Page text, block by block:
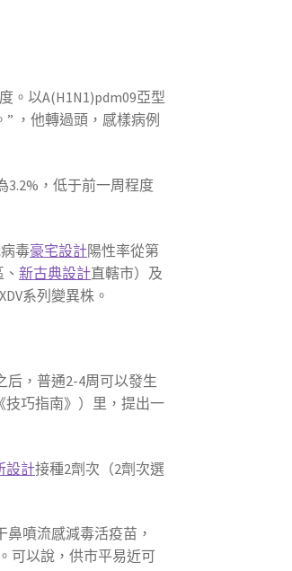
。以A(H1N1)pdm09亞型
，他轉過頭，感樣病例
3.2%，低于前一周程度
毒豪宅設計陽性率從第
、新古典設計直轄市）及
系列變異株。
后，普通2-4周可以發生
技巧指南》）里，提出一
設計接種2劑次（2劑次選
噴流感減毒活疫苗，
可以說，供市平易近可